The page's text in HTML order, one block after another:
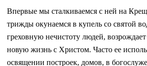
Впервые мы сталкиваемся с ней на
трижды окунаемся в купель со святой
греховную нечистоту людей,
новую жизнь с Христом. Часто ее
освящении построек, домов, в